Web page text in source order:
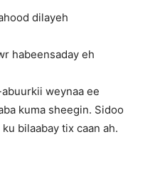
dilayeh
habeensaday eh
weynaa ee
kuma sheegin. Sidoo
bilaabay tix caan ah.